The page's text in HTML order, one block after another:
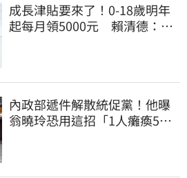
成長津貼要來了！0-18歲明年
起每月領5000元 賴清德：此
內政部遞件解散統促黨！他曝
翁曉玲恐用這招「1人癱瘓5